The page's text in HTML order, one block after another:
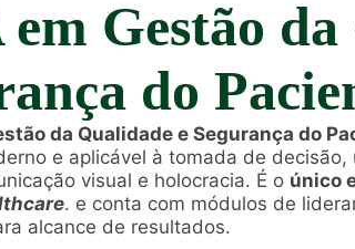
Gestão
do
da Qualidade e Segurança do
e aplicável à tomada de
visual e holocracia. É o único
. e conta com módulos de
alcance de resultados.